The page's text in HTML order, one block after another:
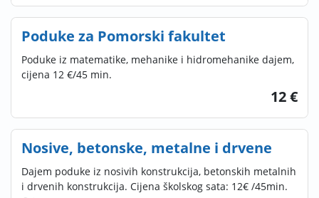
Poduke za Pomorski fakultet
Poduke iz matematike, mehanike i hidromehanike dajem,
cijena 12 €/45 min.
12 €
Nosive, betonske, metalne i drvene
Dajem poduke iz nosivih konstrukcija, betonskih metalnih
i drvenih konstrukcija. Cijena školskog sata: 12€ /45min.